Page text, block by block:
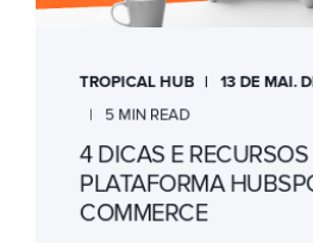
TROPICAL HUB
13 DE MAI.
5 MIN READ
4 DICAS E
PLATAFORMA
COMMERCE